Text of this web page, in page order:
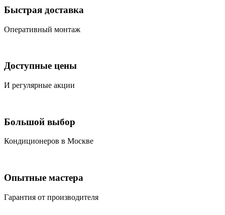
Быстрая доставка
Оперативный монтаж
Доступные цены
И регулярные акции
Большой выбор
Кондиционеров в Москве
Опытные мастера
Гарантия от производителя